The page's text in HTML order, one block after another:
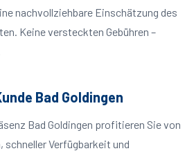
nachvollziehbare Einschätzung des
Keine versteckten Gebühren –
Bad Goldingen
Bad Goldingen profitieren Sie von
Verfügbarkeit und